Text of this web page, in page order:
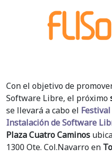
Con el objetivo de
Software Libre, el próximo
se llevará a cabo el
Instalación de Software
Plaza Cuatro Caminos
1300 Ote. Col.Navarro en